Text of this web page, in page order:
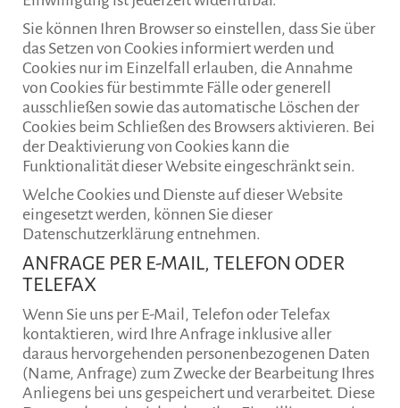
Sie können Ihren Browser so einstellen, dass Sie über
das Setzen von Cookies informiert werden und
Cookies nur im Einzelfall erlauben, die Annahme
von Cookies für bestimmte Fälle oder generell
ausschließen sowie das automatische Löschen der
Cookies beim Schließen des Browsers aktivieren. Bei
der Deaktivierung von Cookies kann die
Funktionalität dieser Website eingeschränkt sein.
Welche Cookies und Dienste auf dieser Website
eingesetzt werden, können Sie dieser
Datenschutzerklärung entnehmen.
ANFRAGE PER E-MAIL, TELEFON ODER
TELEFAX
Wenn Sie uns per E-Mail, Telefon oder Telefax
kontaktieren, wird Ihre Anfrage inklusive aller
daraus hervorgehenden personenbezogenen Daten
(Name, Anfrage) zum Zwecke der Bearbeitung Ihres
Anliegens bei uns gespeichert und verarbeitet. Diese